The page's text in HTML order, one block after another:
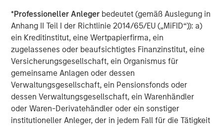
*Professioneller Anleger bedeutet (gemäß Auslegung in
Anhang II Teil I der Richtlinie 2014/65/EU („MiFID“)): a)
ein Kreditinstitut, eine Wertpapierfirma, ein
zugelassenes oder beaufsichtigtes Finanzinstitut, eine
Versicherungsgesellschaft, ein Organismus für
gemeinsame Anlagen oder dessen
Verwaltungsgesellschaft, ein Pensionsfonds oder
dessen Verwaltungsgesellschaft, ein Warenhändler
oder Waren-Derivatehändler oder ein sonstiger
institutioneller Anleger, der in jedem Fall für die Tätigkeit
Ende Februar führten koordinierte US-amerikanische und
israelische Angriffe auf iranische Militärstandorte und die
Führungsebene zu einer raschen Eskalation des Konflikts.
Darauf folgten Vergeltungsmaßnahmen des Irans im Golf,
die kritische Energieinfrastruktur beschädigten. Die
faktische Schließung der Straße von Hormus trug dazu
bei, den Rohölpreis im Verlauf des Quartals mehrfach auf
über 100 US-Dollar je Barrel steigen zu lassen. Der
Konflikt eskalierte weiter, als Israel seine Operationen
gegen die Hisbollah im Süden des Libanon ausweitete.